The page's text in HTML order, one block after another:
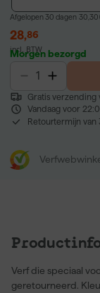
Afgelopen 30 dagen 30,30
28,86
incl. BTW
Morgen bezorgd
Gratis verzending
Vandaag voor
Retourtermijn van
Verf die speciaal
geretourneerd.